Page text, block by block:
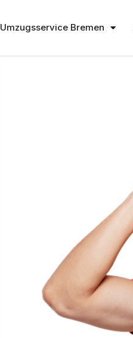
Umzugsservice Bremen